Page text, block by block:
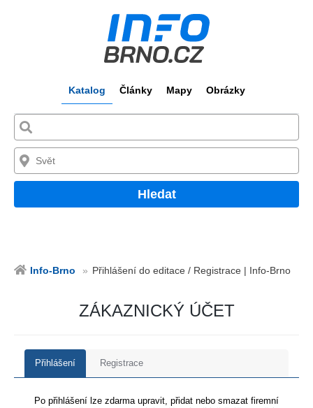
Katalog Články Mapy Obrázky
Hledat
Info-Brno Přihlášení do editace / Registrace | Info-Brno
ZÁKAZNICKÝ ÚČET
Přihlášení Registrace
Po přihlášení lze zdarma upravit, přidat nebo smazat firemní